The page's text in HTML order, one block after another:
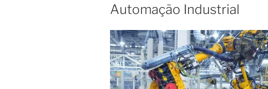
boa
industrial?”
Automação Industrial